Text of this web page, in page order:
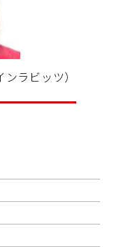
ラビッツ）